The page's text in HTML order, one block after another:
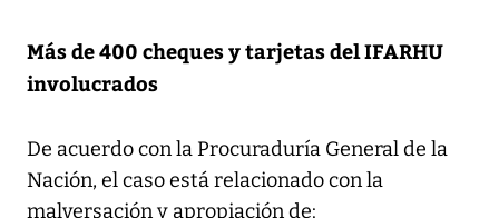
Más de 400 cheques y tarjetas del IFARHU
involucrados
De acuerdo con la Procuraduría General de la
Nación, el caso está relacionado con la
malversación y apropiación de: